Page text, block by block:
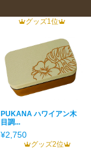
グッズ1位
PUKANA ハワイアン木
目調...
¥2,750
グッズ2位